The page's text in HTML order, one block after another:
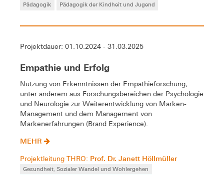
Pädagogik
Pädagogik der Kindheit und Jugend
Projektdauer: 01.10.2024 - 31.03.2025
Empathie und Erfolg
Nutzung von Erkenntnissen der Empathieforschung,
unter anderem aus Forschungsbereichen der Psychologie
und Neurologie zur Weiterentwicklung von Marken-
Management und dem Management von
Markenerfahrungen (Brand Experience).
MEHR
Projektleitung THRO: Prof. Dr. Janett Höllmüller
Gesundheit, Sozialer Wandel und Wohlergehen